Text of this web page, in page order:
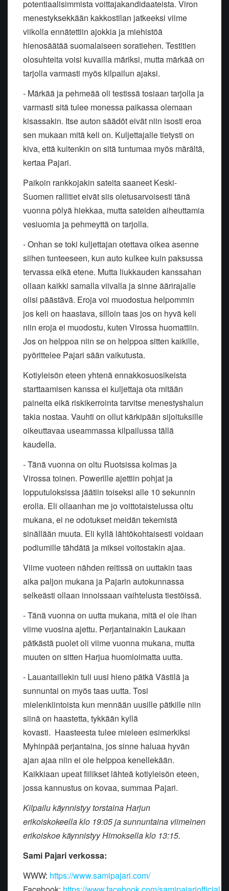
potentiaalisimmista voittajakandidaateista. Viron
menestyksekkään kakkostilan jatkeeksi viime
viikolla ennätettiin ajokkia ja miehistöä
hienosäätää suomalaiseen soratiehen. Testitien
olosuhteita voisi kuvailla märiksi, mutta märkää on
tarjolla varmasti myös kilpailun ajaksi.
- Märkää ja pehmeää oli testissä tosiaan tarjolla ja
varmasti sitä tulee monessa paikassa olemaan
kisassakin. Itse auton säädöt eivät niin isosti eroa
sen mukaan mitä keli on. Kuljettajalle tietysti on
kiva, että kuitenkin on sitä tuntumaa myös märältä,
kertaa Pajari.
Paikoin rankkojakin sateita saaneet Keski-
Suomen rallitiet eivät siis oletusarvoisesti tänä
vuonna pölyä hiekkaa, mutta sateiden aiheuttamia
vesiuomia ja pehmeyttä on tarjolla.
- Onhan se toki kuljettajan otettava oikea asenne
siihen tunteeseen, kun auto kulkee kuin paksussa
tervassa eikä etene. Mutta liukkauden kanssahan
ollaan kaikki samalla viivalla ja sinne äärirajalle
olisi päästävä. Eroja voi muodostua helpommin
jos keli on haastava, silloin taas jos on hyvä keli
niin eroja ei muodostu, kuten Virossa huomattiin.
Jos on helppoa niin se on helppoa sitten kaikille,
pyörittelee Pajari sään vaikutusta.
Kotiyleisön eteen yhtenä ennakkosuosikeista
starttaamisen kanssa ei kuljettaja ota mitään
paineita eikä riskikerrointa tarvitse menestyshalun
takia nostaa. Vauhti on ollut kärkipään sijoituksille
oikeuttavaa useammassa kilpailussa tällä
kaudella.
- Tänä vuonna on oltu Ruotsissa kolmas ja
Virossa toinen. Powerille ajettiin pohjat ja
lopputuloksissa jäätiin toiseksi alle 10 sekunnin
erolla. Eli ollaanhan me jo voittotaistelussa oltu
mukana, ei ne odotukset meidän tekemistä
sinällään muuta. Eli kyllä lähtökohtaisesti voidaan
podiumille tähdätä ja miksei voitostakin ajaa.
Viime vuoteen nähden reitissä on uuttakin taas
aika paljon mukana ja Pajarin autokunnassa
selkeästi ollaan innoissaan vaihtelusta tiestöissä.
- Tänä vuonna on uutta mukana, mitä ei ole ihan
viime vuosina ajettu. Perjantainakin Laukaan
pätkästä puolet oli viime vuonna mukana, mutta
muuten on sitten Harjua huomioimatta uutta.
- Lauantaillekin tuli uusi hieno pätkä Västilä ja
sunnuntai on myös taas uutta. Tosi
mielenkiintoista kun mennään uusille pätkille niin
siinä on haastetta, tykkään kyllä
kovasti. Haasteesta tulee mieleen esimerkiksi
Myhinpää perjantaina, jos sinne haluaa hyvän
ajan ajaa niin ei ole helppoa kenellekään.
Kaikkiaan upeat fiilikset lähteä kotiyleisön eteen,
jossa kannustus on kovaa, summaa Pajari.
Kilpailu käynnistyy torstaina Harjun
erikoiskokeella klo 19:05 ja sunnuntaina viimeinen
erikoiskoe käynnistyy Himoksella klo 13:15.
Sami Pajari verkossa:
WWW: https://www.samipajari.com/